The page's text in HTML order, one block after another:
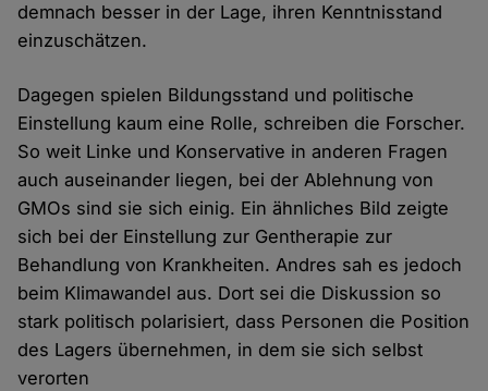
demnach besser in der Lage, ihren Kenntnisstand
einzuschätzen.
Dagegen spielen Bildungsstand und politische
Einstellung kaum eine Rolle, schreiben die Forscher.
So weit Linke und Konservative in anderen Fragen
auch auseinander liegen, bei der Ablehnung von
GMOs sind sie sich einig. Ein ähnliches Bild zeigte
sich bei der Einstellung zur Gentherapie zur
Behandlung von Krankheiten. Andres sah es jedoch
beim Klimawandel aus. Dort sei die Diskussion so
stark politisch polarisiert, dass Personen die Position
des Lagers übernehmen, in dem sie sich selbst
verorten